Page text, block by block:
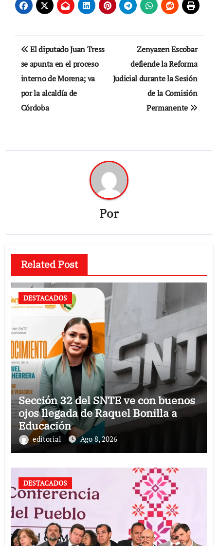
Navegación
de
entradas
El diputado Juan Tress
se apunta en el proceso
interno de Morena; va
por la alcaldía de
Córdoba
Zenyazen Escobar
defiende la Reforma
Judicial durante la Sesión
de la Comisión
Permanente
Por
Related Post
DESTACADOS
Sección 32 del SNTE ve con buenos
ojos llegada de Raquel Bonilla a
Educación
editorial Ago 8, 2026
DESTACADOS